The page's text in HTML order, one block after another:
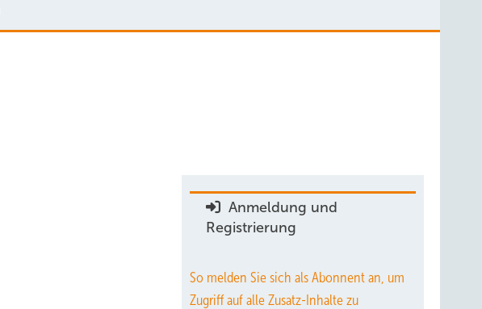
Anmeldung und
Registrierung
So melden Sie sich als Abonnent an, um
Zugriff auf alle Zusatz-Inhalte zu